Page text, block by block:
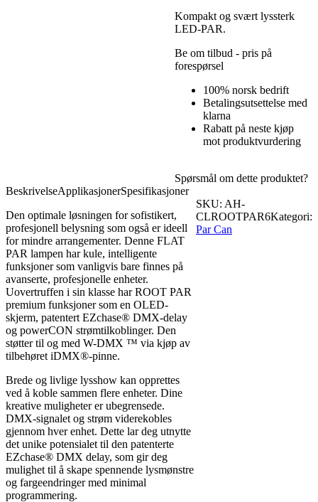
Kompakt og svært lyssterk
LED-PAR.
Be om tilbud - pris på
forespørsel
100% norsk bedrift
Betalingsutsettelse med
klarna
Rabatt på neste kjøp
mot produktvurdering
Spørsmål om dette produktet?
BeskrivelseApplikasjonerSpesifikasjoner
Den optimale løsningen for sofistikert,
profesjonell belysning som også er ideell
for mindre arrangementer. Denne FLAT
PAR lampen har kule, intelligente
funksjoner som vanligvis bare finnes på
avanserte, profesjonelle enheter.
Uovertruffen i sin klasse har ROOT PAR
premium funksjoner som en OLED-
skjerm, patentert EZchase® DMX-delay
og powerCON strømtilkoblinger. Den
støtter til og med W-DMX ™ via kjøp av
tilbehøret iDMX®-pinne.
Brede og livlige lysshow kan opprettes
ved å koble sammen flere enheter. Dine
kreative muligheter er ubegrensede.
DMX-signalet og strøm viderekobles
gjennom hver enhet. Dette lar deg utnytte
det unike potensialet til den patenterte
EZchase® DMX delay, som gir deg
mulighet til å skape spennende lysmønstre
og fargeendringer med minimal
programmering.
SKU: AH-
CLROOTPAR6Kategori:
Par Can